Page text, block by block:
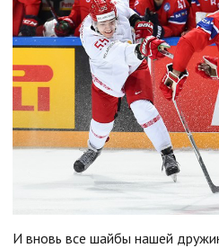
И вновь все шайбы нашей